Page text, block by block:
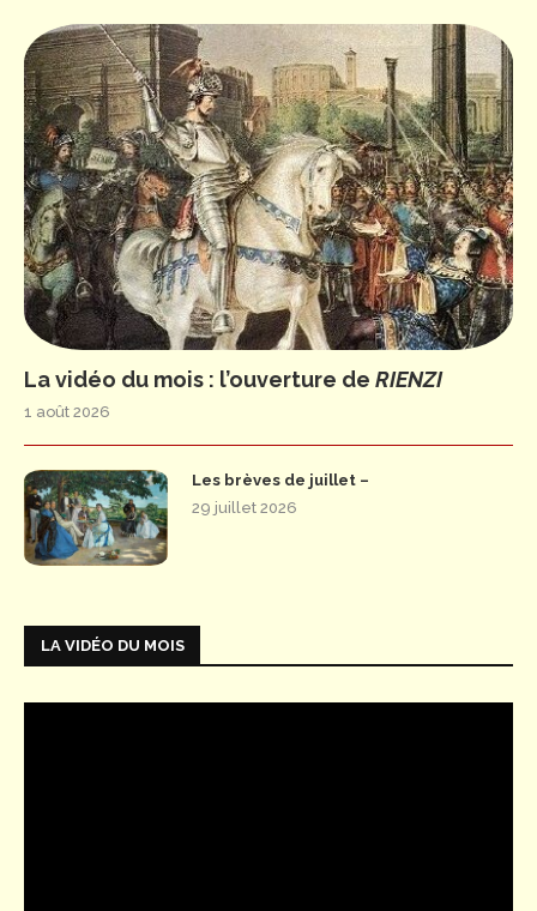
La vidéo du mois : l’ouverture de RIENZI
1 août 2026
Les brèves de juillet –
29 juillet 2026
LA VIDÉO DU MOIS